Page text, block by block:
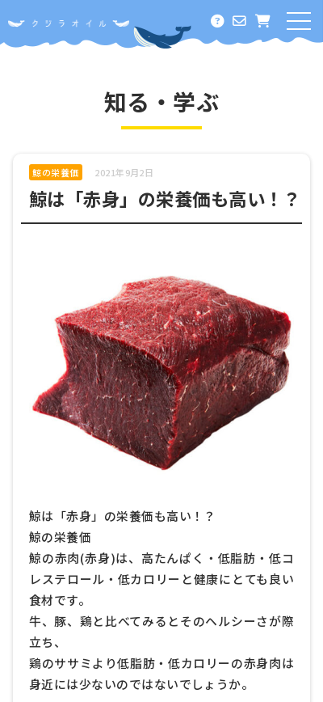
ホーム
クジラオイルに期待できること
酸化に負けない！その秘密
料金・定期コース
オメガ３の効能
犬＆猫の食事について
鯨の栄養価
鯨肉ペットフード
クジラオイルのメリット
その他
知る・学ぶ
鯨の栄養価 2021年9月2日
鯨は「赤身」の栄養価も高い！？
鯨は「赤身」の栄養価も高い！？
鯨の栄養価
鯨の赤肉(赤身)は、高たんぱく・低脂肪・低コ
レステロール・低カロリーと健康にとても良い
食材です。
牛、豚、鶏と比べてみるとそのヘルシーさが際
立ち、
鶏のササミより低脂肪・低カロリーの赤身肉は
身近には少ないのではないでしょうか。